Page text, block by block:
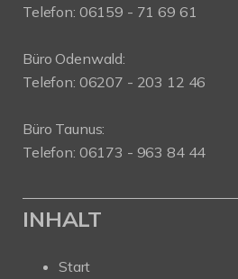
Telefon: 06159 - 71 69 61
Büro Odenwald:
Telefon: 06207 - 203 12 46
Büro Taunus:
Telefon: 06173 - 963 84 44
INHALT
Start